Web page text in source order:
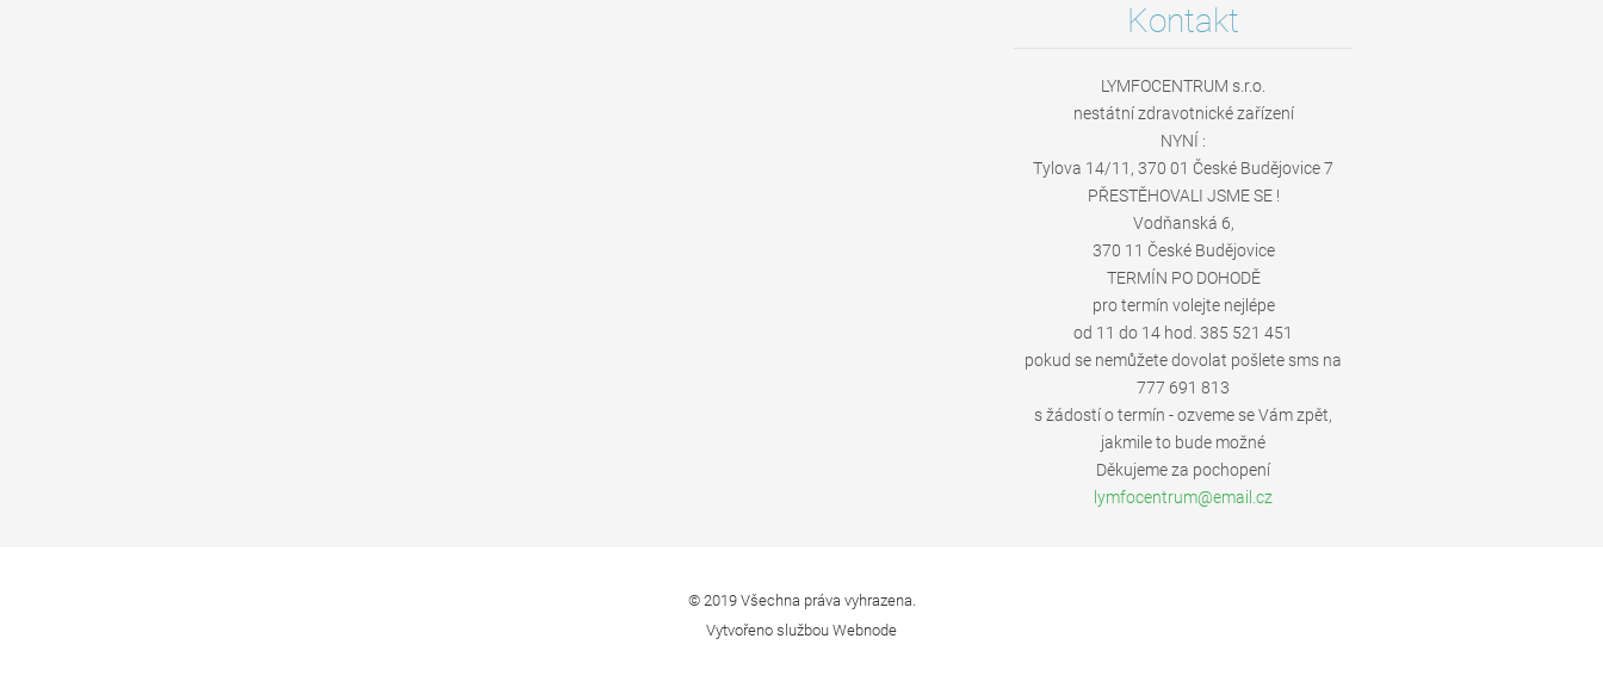
Kontakt
LYMFOCENTRUM s.r.o.
nestátní zdravotnické zařízení
NYNÍ :
Tylova 14/11, 370 01 České Budějovice 7
PŘESTĚHOVALI JSME SE !
Vodňanská 6,
370 11 České Budějovice
TERMÍN PO DOHODĚ
pro termín volejte nejlépe
od 11 do 14 hod. 385 521 451
pokud se nemůžete dovolat pošlete sms na
777 691 813
s žádostí o termín - ozveme se Vám zpět,
jakmile to bude možné
Děkujeme za pochopení
lymfocentrum@email.cz
© 2019 Všechna práva vyhrazena.
Vytvořeno službou Webnode